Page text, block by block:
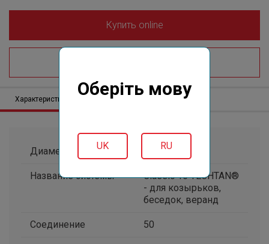
Оберіть мову
UK RU
Купить online
Характеристики Описание Отзывов (0)
Диаметр, мм
Название системы
Classic 16 TECHTAN®
- для козырьков,
беседок, веранд
Соединение 50